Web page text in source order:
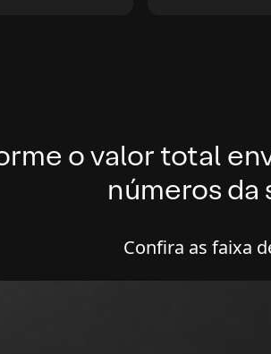
o valor total
números da
Confira as faixa